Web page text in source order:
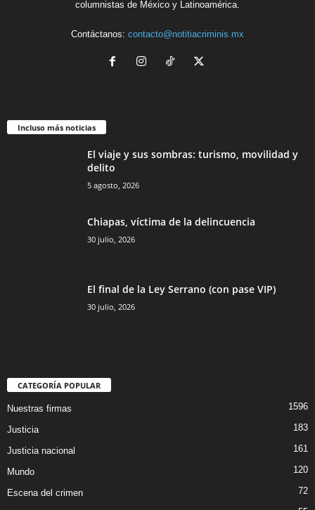
columnistas de México y Latinoamérica.
Contáctanos: contacto@notitiacriminis.mx
Incluso más noticias
El viaje y sus sombras: turismo, movilidad y
delito
5 agosto, 2026
Chiapas, víctima de la delincuencia
30 julio, 2026
El final de la Ley Serrano (con pase VIP)
30 julio, 2026
CATEGORÍA POPULAR
Nuestras firmas 1596
Justicia 183
Justicia nacional 161
Mundo 120
Escena del crimen 72